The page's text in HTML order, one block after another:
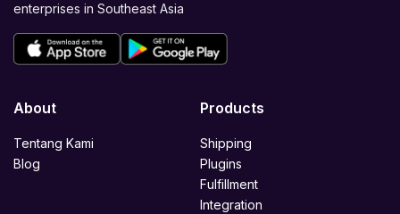
enterprises in Southeast Asia
About
Tentang Kami
Blog
Products
Shipping
Plugins
Fulfillment
Integration